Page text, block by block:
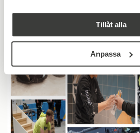
Tillåt alla
Anpassa